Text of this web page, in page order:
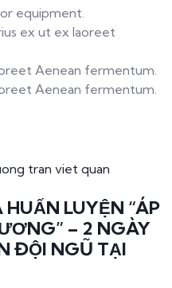
equipment.
ex ut ex laoreet
Aenean fermentum.
Aenean fermentum.
LUYỆN “ÁP
– 2 NGÀY
ĐỘI NGŨ TẠI